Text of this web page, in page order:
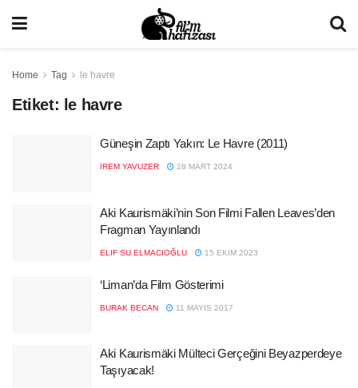
Home Tag le havre
Etiket: le havre
Güneşin Zaptı Yakın: Le Havre (2011)
İREM YAVUZER 28 MART 2024
Aki Kaurismäki’nin Son Filmi Fallen Leaves’den
Fragman Yayınlandı
ELIF SU ELMACIOĞLU 15 EKIM 2023
‘Liman’da Film Gösterimi
BURAK BECAN 11 MAYIS 2017
Aki Kaurismäki Mülteci Gerçeğini Beyazperdeye
Taşıyacak!